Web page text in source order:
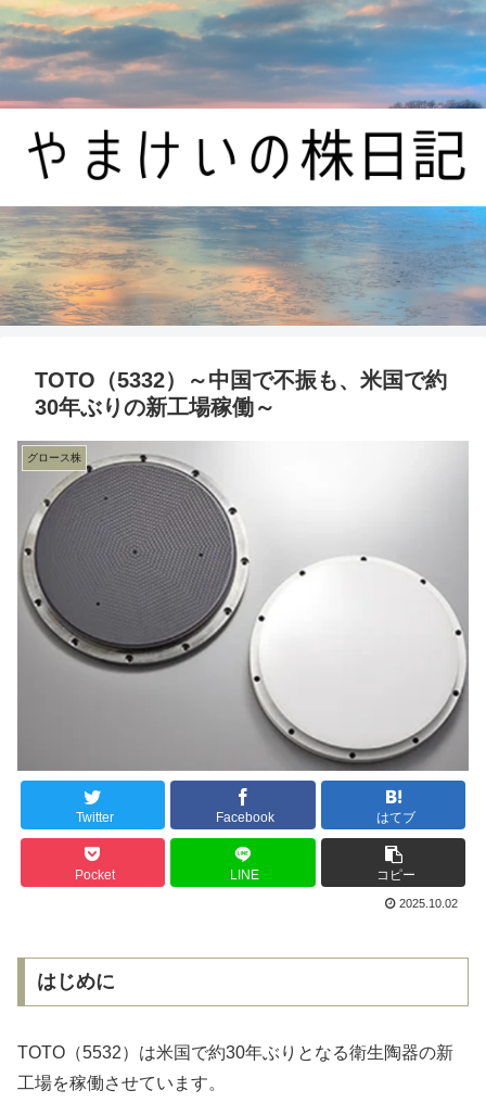
TOTO（5332）～中国で不振も、米国で約
30年ぶりの新工場稼働～
グロース株
Twitter Facebook はてブ
Pocket LINE コピー
2025.10.02
はじめに
TOTO（5532）は米国で約30年ぶりとなる衛生陶器の新
工場を稼働させています。